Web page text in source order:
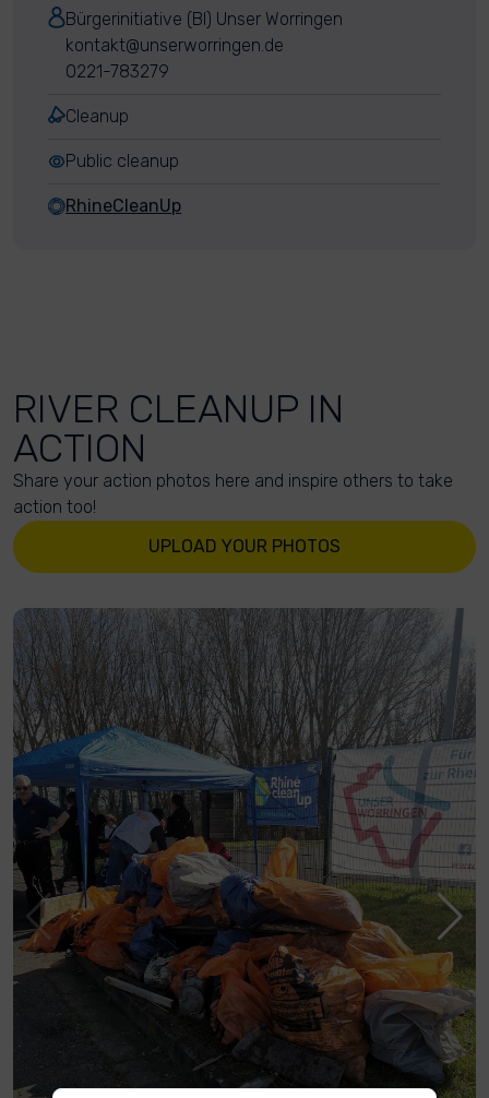
Bürgerinitiative (BI) Unser Worringen
kontakt@unserworringen.de
0221-783279
Cleanup
Public cleanup
RhineCleanUp
RIVER CLEANUP IN
ACTION
Share your action photos here and inspire others to take
action too!
UPLOAD YOUR PHOTOS